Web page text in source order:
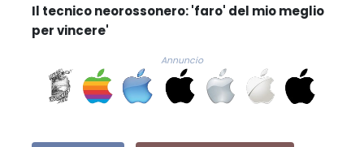
Il tecnico neorossonero: 'faro' del mio meglio
per vincere'
Annuncio